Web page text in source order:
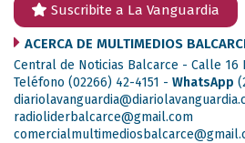
Suscribite a La Vanguardia
ACERCA DE MULTIMEDIOS
Central de Noticias Balcarce - Calle 16
Teléfono (02266) 42-4151 - WhatsApp
radioliderbalcarce@gmail.com